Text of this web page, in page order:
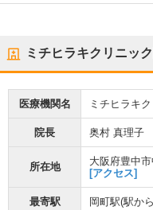
ミチヒラキクリニッ
医療機関名 ミチヒラキ
院長 奥村 真理子
所在地
大阪府豊中
[アクセス]
最寄駅 岡町駅(駅から